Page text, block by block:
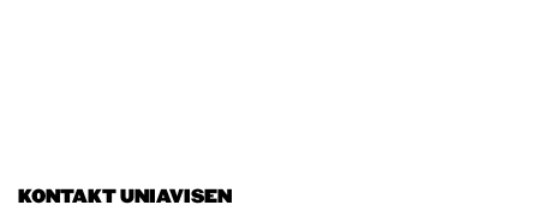
KONTAKT UNIAVISEN